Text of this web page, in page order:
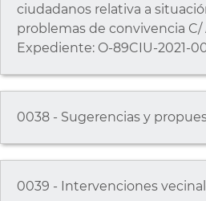
ciudadanos relativa a
problemas de convivencia C/
Expediente: O-89CIU-2021-
0038 - Sugerencias y
0039 - Intervenciones